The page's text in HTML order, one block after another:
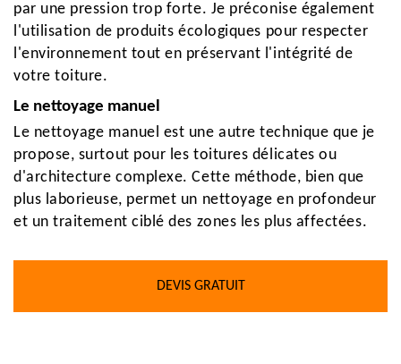
par une pression trop forte. Je préconise également
l'utilisation de produits écologiques pour respecter
l'environnement tout en préservant l'intégrité de
votre toiture.
Le nettoyage manuel
Le nettoyage manuel est une autre technique que je
propose, surtout pour les toitures délicates ou
d'architecture complexe. Cette méthode, bien que
plus laborieuse, permet un nettoyage en profondeur
et un traitement ciblé des zones les plus affectées.
DEVIS GRATUIT